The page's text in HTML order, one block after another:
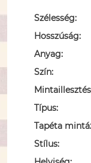
Szélesség:
Hosszúság:
Anyag:
Szín:
Típus:
Tapéta
Stílus: